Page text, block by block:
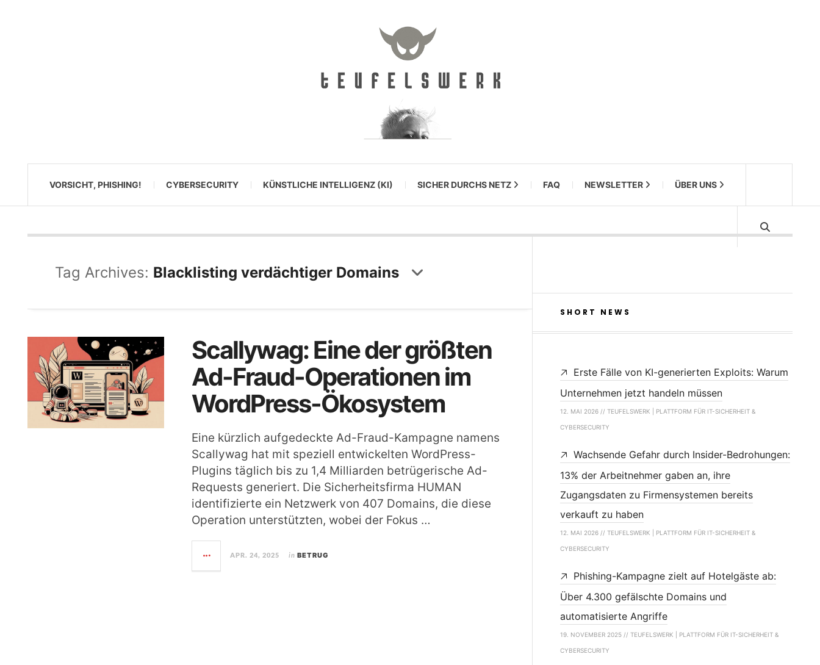
VORSICHT, PHISHING! CYBERSECURITY KÜNSTLICHE INTELLIGENZ (KI) SICHER DURCHS NETZ FAQ NEWSLETTER ÜBER UNS
Tag Archives: Blacklisting verdächtiger Domains
Scallywag: Eine der größten
Ad-Fraud-Operationen im
WordPress-Ökosystem
Eine kürzlich aufgedeckte Ad-Fraud-Kampagne namens
Scallywag hat mit speziell entwickelten WordPress-
Plugins täglich bis zu 1,4 Milliarden betrügerische Ad-
Requests generiert. Die Sicherheitsfirma HUMAN
identifizierte ein Netzwerk von 407 Domains, die diese
Operation unterstützten, wobei der Fokus …
APR. 24, 2025 in BETRUG
SHORT NEWS
Erste Fälle von KI-generierten Exploits: Warum
Unternehmen jetzt handeln müssen
12. MAI 2026 // TEUFELSWERK | PLATTFORM FÜR IT-SICHERHEIT &
CYBERSECURITY
Wachsende Gefahr durch Insider-Bedrohungen:
13% der Arbeitnehmer gaben an, ihre
Zugangsdaten zu Firmensystemen bereits
verkauft zu haben
12. MAI 2026 // TEUFELSWERK | PLATTFORM FÜR IT-SICHERHEIT &
CYBERSECURITY
Phishing-Kampagne zielt auf Hotelgäste ab:
Über 4.300 gefälschte Domains und
automatisierte Angriffe
19. NOVEMBER 2025 // TEUFELSWERK | PLATTFORM FÜR IT-SICHERHEIT &
CYBERSECURITY